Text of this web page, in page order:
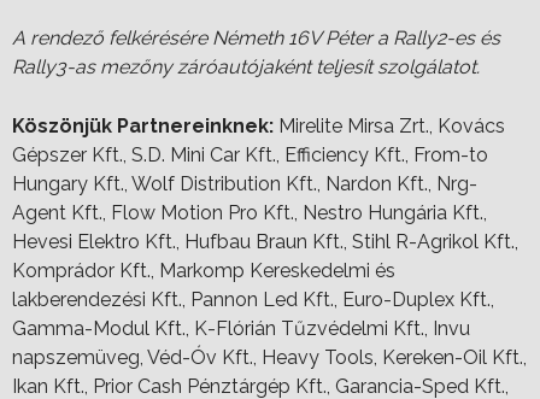
A rendező felkérésére Németh 16V Péter a Rally2-es és
Rally3-as mezőny záróautójaként teljesít szolgálatot.
Köszönjük Partnereinknek: Mirelite Mirsa Zrt., Kovács
Gépszer Kft., S.D. Mini Car Kft., Efficiency Kft., From-to
Hungary Kft., Wolf Distribution Kft., Nardon Kft., Nrg-
Agent Kft., Flow Motion Pro Kft., Nestro Hungária Kft.,
Hevesi Elektro Kft., Hufbau Braun Kft., Stihl R-Agrikol Kft.,
Komprádor Kft., Markomp Kereskedelmi és
lakberendezési Kft., Pannon Led Kft., Euro-Duplex Kft.,
Gamma-Modul Kft., K-Flórián Tűzvédelmi Kft., Invu
napszemüveg, Véd-Óv Kft., Heavy Tools, Kereken-Oil Kft.,
Ikan Kft., Prior Cash Pénztárgép Kft., Garancia-Sped Kft.,